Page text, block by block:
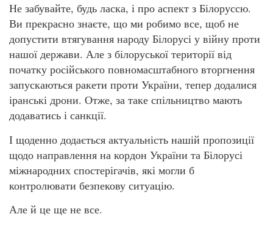
Не забувайте, будь ласка, і про аспект з Білоруссю.
Ви прекрасно знаєте, що ми робимо все, щоб не
допустити втягування народу Білорусі у війну проти
нашої держави. Але з білоруської території від
початку російського повномасштабного вторгнення
запускаються ракети проти України, тепер додалися
іранські дрони. Отже, за таке спільництво мають
додаватись і санкції.
І щоденно додається актуальність нашій пропозиції
щодо направлення на кордон України та Білорусі
міжнародних спостерігачів, які могли б
контролювати безпекову ситуацію.
Але й це ще не все.